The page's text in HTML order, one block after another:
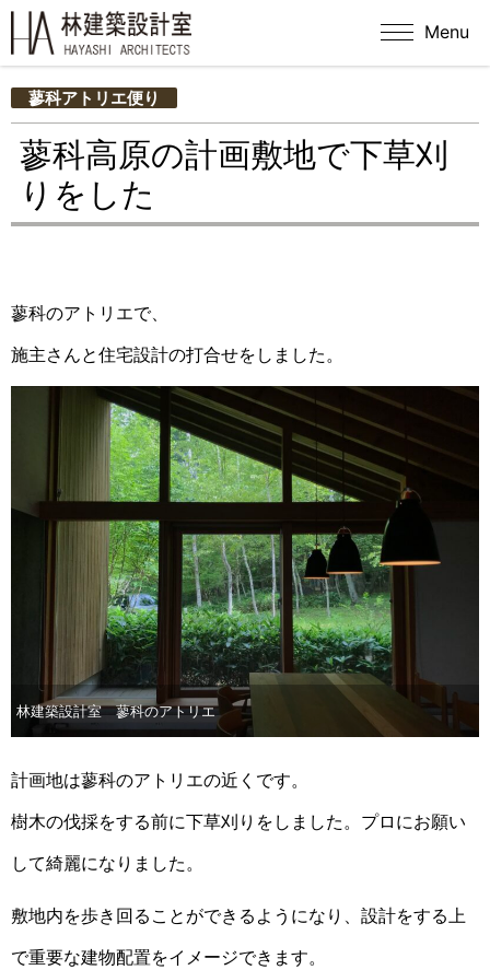
Menu
蓼科アトリエ便り
蓼科高原の計画敷地で下草刈
りをした
蓼科のアトリエで、
施主さんと住宅設計の打合せをしました。
林建築設計室 蓼科のアトリエ
計画地は蓼科のアトリエの近くです。
樹木の伐採をする前に下草刈りをしました。プロにお願い
して綺麗になりました。
敷地内を歩き回ることができるようになり、設計をする上
で重要な建物配置をイメージできます。